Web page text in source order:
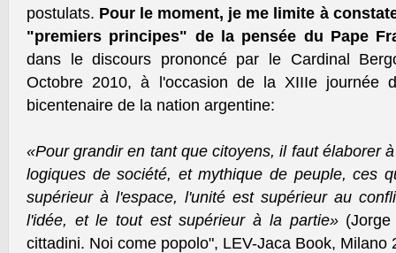
postulats. Pour le moment, je me limite à
"premiers principes" de la pensée du Pape
dans le discours prononcé par le Cardinal
Octobre 2010, à l'occasion de la XIIIe journée
bicentenaire de la nation argentine:
«Pour grandir en tant que citoyens, il faut élaborer
logiques de société, et mythique de peuple, ces
supérieur à l'espace, l'unité est supérieur au
l'idée, et le tout est supérieur à la partie»
cittadini. Noi come popolo", LEV-Jaca Book, Milano